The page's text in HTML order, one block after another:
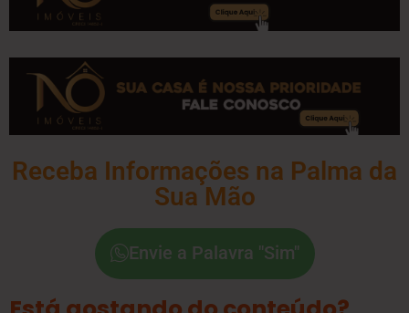
Receba Informações na Palma da
Sua Mão
Envie a Palavra "Sim"